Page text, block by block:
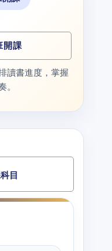
開課
讀書進度，掌握
。
目